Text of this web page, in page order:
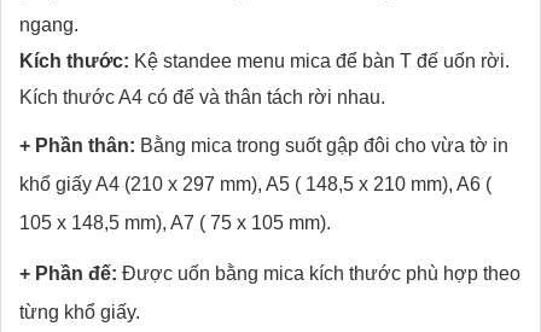
ngang.
Kích thước: Kệ standee menu mica để bàn T đế uốn rời.
Kích thước A4 có đế và thân tách rời nhau.
+ Phần thân: Bằng mica trong suốt gập đôi cho vừa tờ in
khổ giấy A4 (210 x 297 mm), A5 ( 148,5 x 210 mm), A6 (
105 x 148,5 mm), A7 ( 75 x 105 mm).
+ Phần đế: Được uốn bằng mica kích thước phù hợp theo
từng khổ giấy.